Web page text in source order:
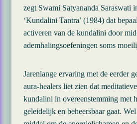
zegt Swami Satyananda Saraswati
‘Kundalini Tantra’ (1984) dat
activeren van de kundalini door
ademhalingsoefeningen soms
Jarenlange ervaring met de eerder
aura-healers liet zien dat
kundalini in overeenstemming met
geleidelijk en beheersbaar gaat.